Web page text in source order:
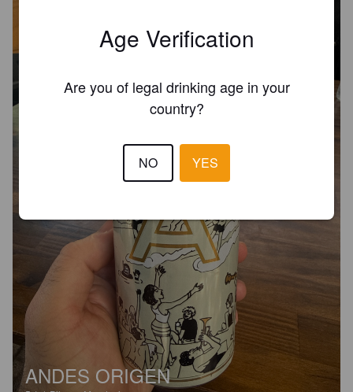
ANDES ORIGEN
Age Verification
Are you of legal drinking age in your
country?
NO YES